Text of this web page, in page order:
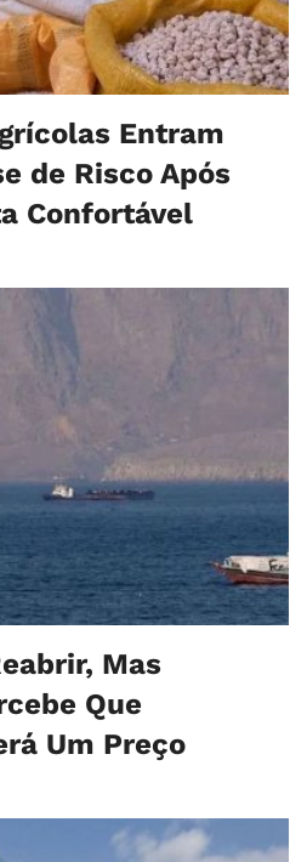
Entram
de Risco Após
Confortável
Mas
Que
Um Preço